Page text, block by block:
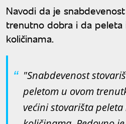
Navodi da je
trenutno dobra i da peleta
količinama.
"Snabdevenost
peletom u ovom
većini stovarišta